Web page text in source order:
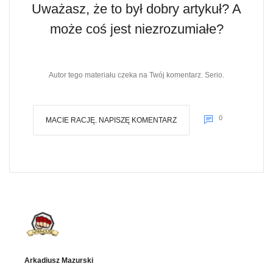
Uważasz, że to był dobry artykuł? A
może coś jest niezrozumiałe?
Autor tego materiału czeka na Twój komentarz. Serio.
MACIE RACJĘ. NAPISZĘ KOMENTARZ 0
Arkadiusz Mazurski